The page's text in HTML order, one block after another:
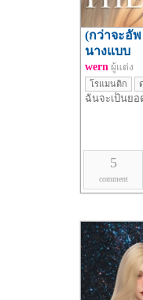
(กว่าจะอั
นางแบบ
wern ผู้แต่ง
โรแมนติก
ฉันจะเป็นยอ
5
comment